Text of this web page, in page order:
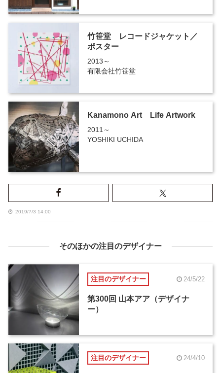
竹笹堂 レコードジャケット／
ポスター
2013～
有限会社竹笹堂
Kanamono Art Life Artwork
2011～
YOSHIKI UCHIDA
2019/7/3 14:00
そのほかの注目のデザイナー
注目のデザイナー 24/5/22
第300回 山本アア（デザイナ
ー）
注目のデザイナー 24/4/10